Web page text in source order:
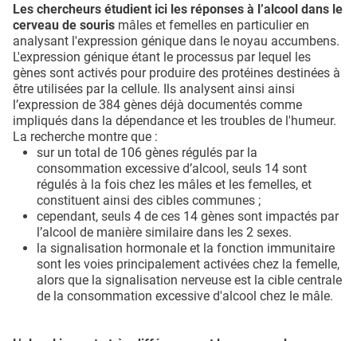
Les chercheurs étudient ici les réponses à l’alcool dans le
cerveau de souris mâles et femelles en particulier en
analysant l'expression génique dans le noyau accumbens.
L'expression génique étant le processus par lequel les
gènes sont activés pour produire des protéines destinées à
être utilisées par la cellule. Ils analysent ainsi ainsi
l’expression de 384 gènes déjà documentés comme
impliqués dans la dépendance et les troubles de l'humeur.
La recherche montre que :
sur un total de 106 gènes régulés par la
consommation excessive d’alcool, seuls 14 sont
régulés à la fois chez les mâles et les femelles, et
constituent ainsi des cibles communes ;
cependant, seuls 4 de ces 14 gènes sont impactés par
l’alcool de manière similaire dans les 2 sexes.
la signalisation hormonale et la fonction immunitaire
sont les voies principalement activées chez la femelle,
alors que la signalisation nerveuse est la cible centrale
de la consommation excessive d'alcool chez le mâle.